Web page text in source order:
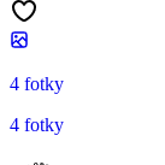
4 fotky
4 fotky